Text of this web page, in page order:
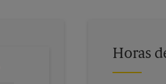
Horas